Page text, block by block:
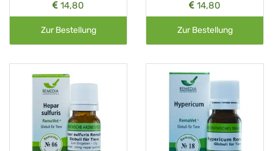
14,80
Zur Bestellung
14,80
Zur Bestellung